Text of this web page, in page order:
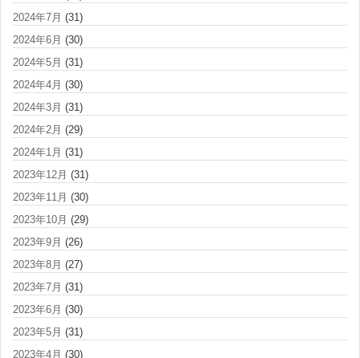
2024年7月 (31)
2024年6月 (30)
2024年5月 (31)
2024年4月 (30)
2024年3月 (31)
2024年2月 (29)
2024年1月 (31)
2023年12月 (31)
2023年11月 (30)
2023年10月 (29)
2023年9月 (26)
2023年8月 (27)
2023年7月 (31)
2023年6月 (30)
2023年5月 (31)
2023年4月 (30)